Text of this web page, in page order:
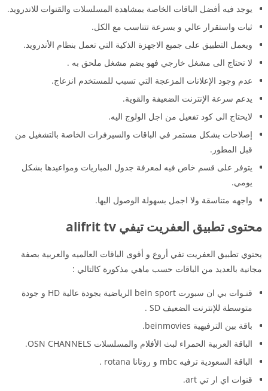
يوجد فيه أفضل الباقات الخاصة بمشاهدة المسلسلات والقنوات للاندرويد.
ثبات واستقرار عالي و بسرعة تتناسب مع الكل.
ويعمل التطبيق على جميع الاجهزة الذكية التي تعمل بنظام الأندرويد.
لا تحتاج الى مشغل خارجي فهو يضم مشغل ملحق به .
عدم وجود الإعلانات المزعجة التي تسبب للمستخدم انزعاج.
يدعم سرعة الإنترنت الضعيفة والقوية.
لايحتاج الى كود تفعيل من اجل الولوج اليه.
إصلاحات بشكل مستمر في الباقات والسيرفرات الخاصة بالتشغيل من
قبل المطور.
يتوفر على قسم خاص فيه لمعرفة جدول المباريات ومواعيدها بشكل
يومي.
واجهه متناسقة ولا اجمل بسهولة الوصول اليها.
محتوى تطبيق العفريت تيفي alifrit tv
يحتوي تطبيق العفريت تفي أروع و أقوى الباقات العالميه والعربية بصفة
مجانية بالعديد من الباقات حسب ماهي مذكورة كالتالي :
قنـوات بي ان سبورت bein sport الرياضية بجودة عالية HD و جودة
متوسطة للإنترنت الضعيف SD .
باقة بين الترفيهية beinmovies.
الباقة العربية الحمراء لبث الأفلام والمسلسلات OSN CHANNELS.
الباقة السعودية ترفيه mbc و روتانا rotana .
قنوات اي ار تي art.